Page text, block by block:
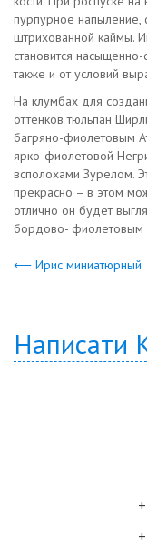
пурпурное
штрихованной каймы.
становится
также и от условий
На клумбах для
оттенков тюльпан
багряно-фиолетовым
ярко-фиолетовой
всполохами Зурелом.
прекрасно – в этом
отлично он будет
бордово- фиолетовым
⟵ Ирис миниатюрный
Написати